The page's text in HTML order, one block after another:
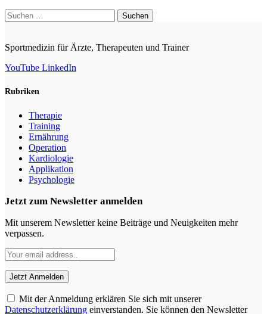
Suchen
nach:
Sportmedizin für Ärzte, Therapeuten und Trainer
YouTube LinkedIn
Rubriken
Therapie
Training
Ernährung
Operation
Kardiologie
Applikation
Psychologie
Jetzt zum Newsletter anmelden
Mit unserem Newsletter keine Beiträge und Neuigkeiten mehr
verpassen.
Mit der Anmeldung erklären Sie sich mit unserer
Datenschutzerklärung einverstanden. Sie können den Newsletter